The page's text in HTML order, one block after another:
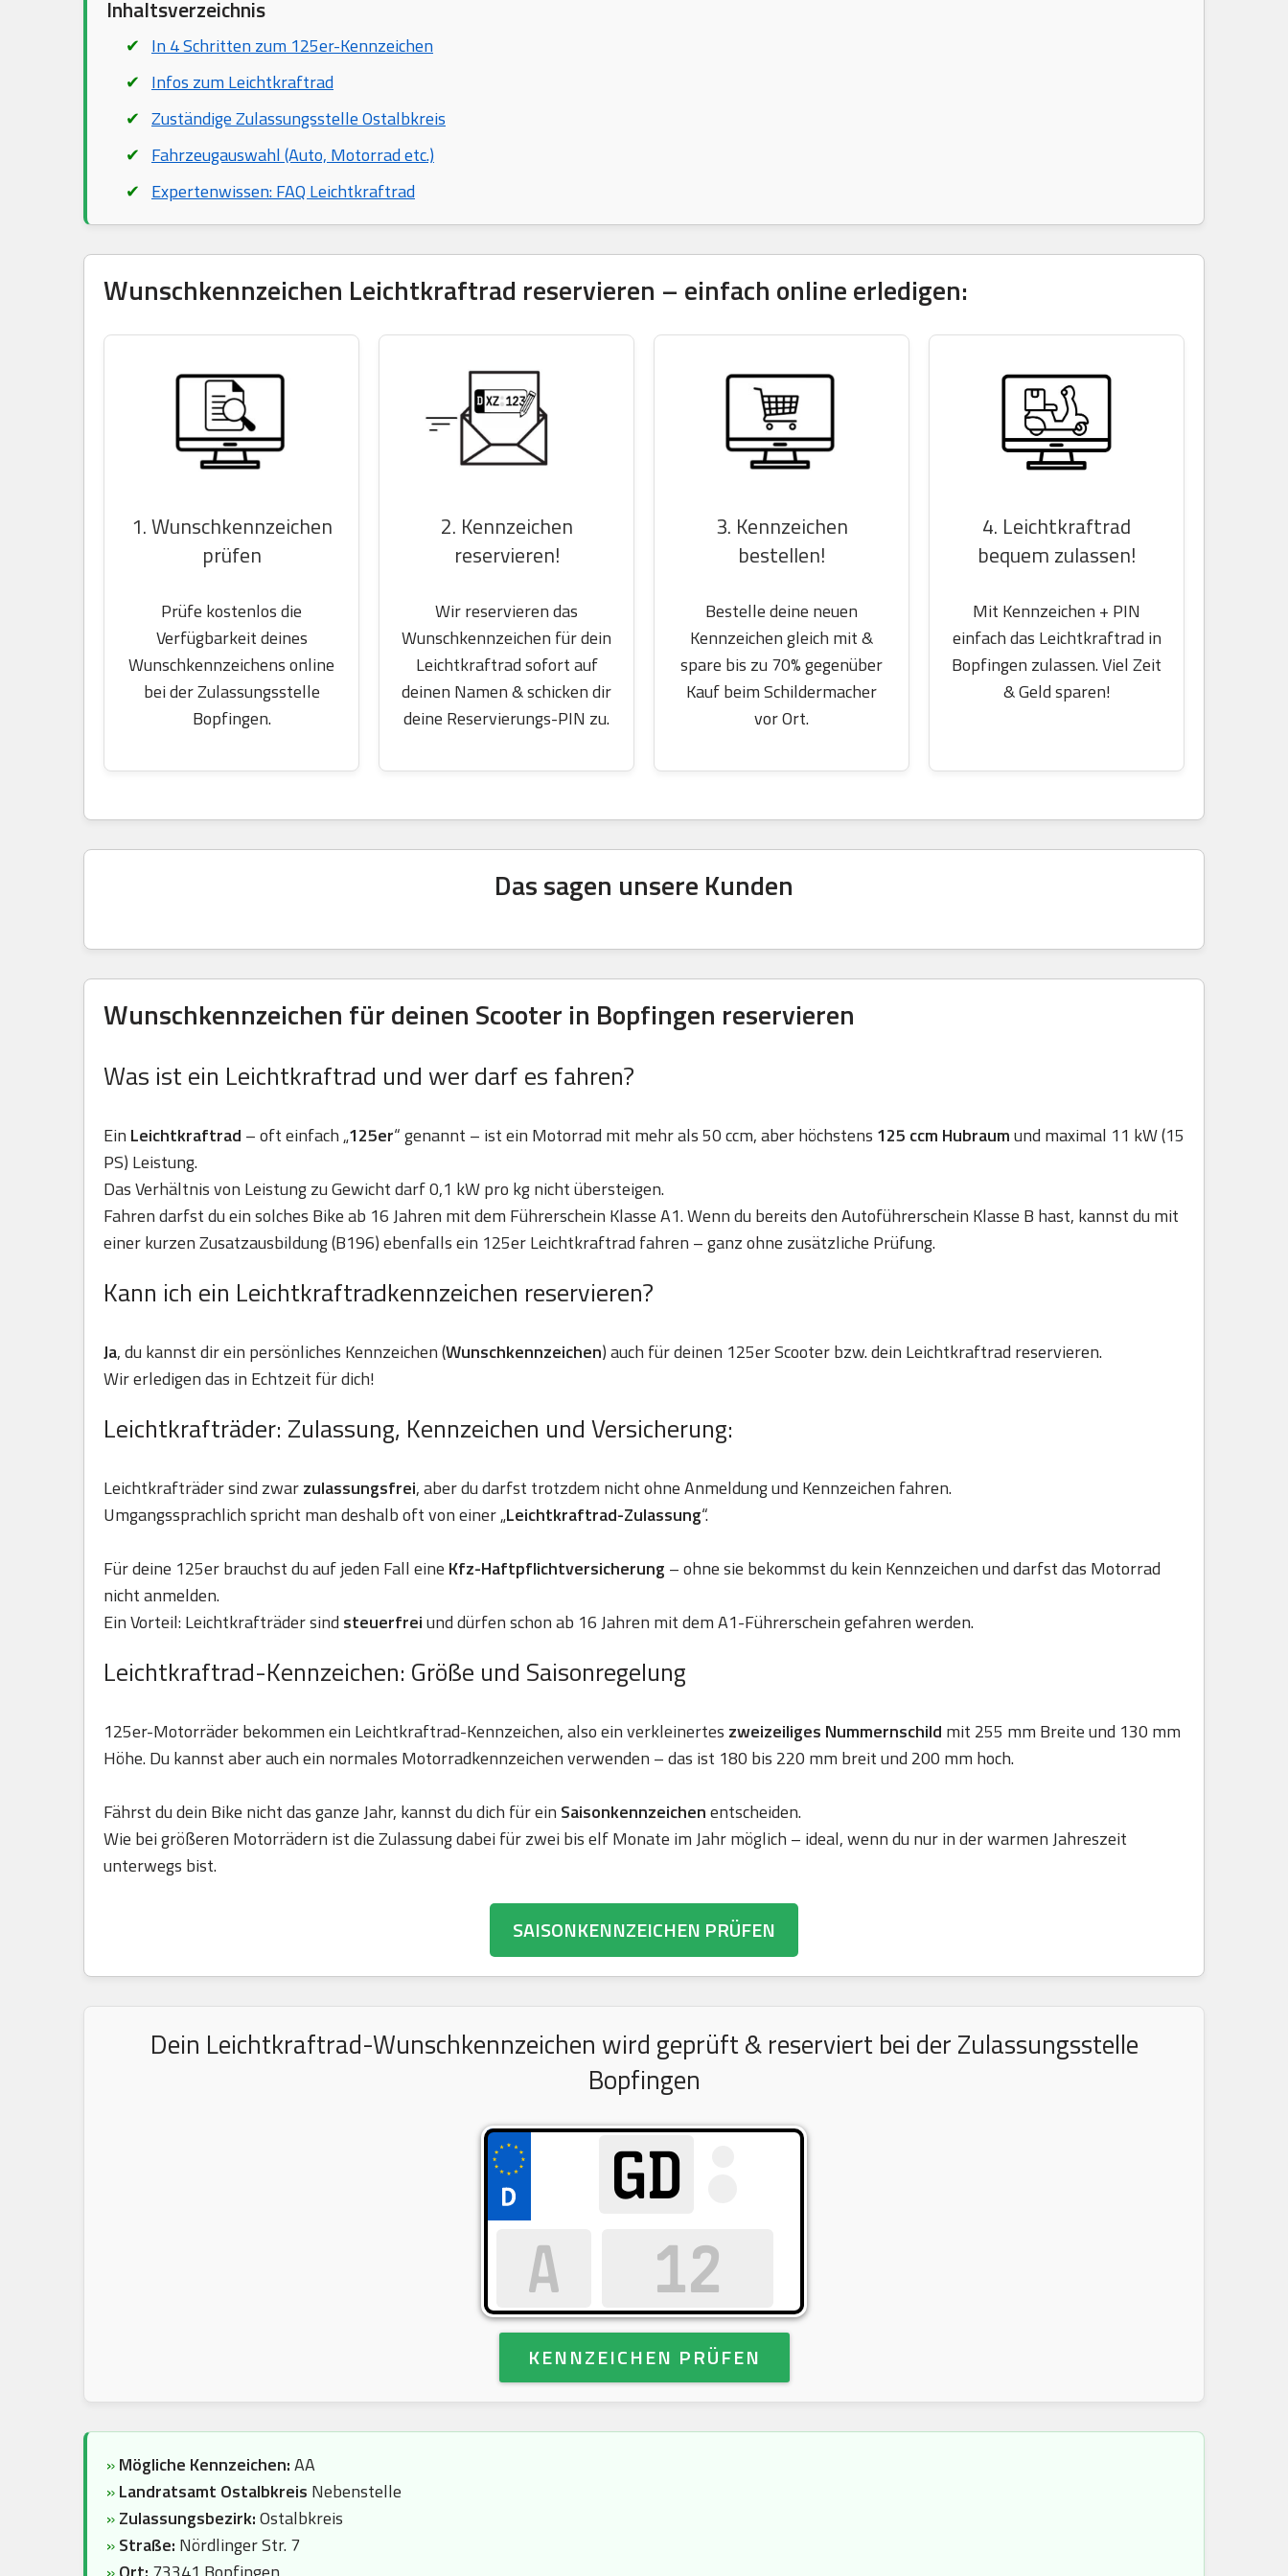
Inhaltsverzeichnis
In 4 Schritten zum 125er-Kennzeichen
Infos zum Leichtkraftrad
Zuständige Zulassungsstelle Ostalbkreis
Fahrzeugauswahl (Auto, Motorrad etc.)
Expertenwissen: FAQ Leichtkraftrad
Wunschkennzeichen Leichtkraftrad reservieren – einfach online erledigen:
1. Wunschkennzeichen
prüfen
Prüfe kostenlos die
Verfügbarkeit deines
Wunschkennzeichens online
bei der Zulassungsstelle
Bopfingen.
2. Kennzeichen
reservieren!
Wir reservieren das
Wunschkennzeichen für dein
Leichtkraftrad sofort auf
deinen Namen & schicken dir
deine Reservierungs-PIN zu.
3. Kennzeichen
bestellen!
Bestelle deine neuen
Kennzeichen gleich mit &
spare bis zu 70% gegenüber
Kauf beim Schildermacher
vor Ort.
4. Leichtkraftrad
bequem zulassen!
Mit Kennzeichen + PIN
einfach das Leichtkraftrad in
Bopfingen zulassen. Viel Zeit
& Geld sparen!
Das sagen unsere Kunden
Wunschkennzeichen für deinen Scooter in Bopfingen reservieren
Was ist ein Leichtkraftrad und wer darf es fahren?
Ein Leichtkraftrad – oft einfach „125er“ genannt – ist ein Motorrad mit mehr als 50 ccm, aber höchstens 125 ccm Hubraumund maximal 11 kW (15
PS) Leistung.
Das Verhältnis von Leistung zu Gewicht darf 0,1 kW pro kg nicht übersteigen.
Fahren darfst du ein solches Bike ab 16 Jahren mit dem Führerschein Klasse A1. Wenn du bereits den Autoführerschein Klasse B hast, kannst du mit
einer kurzen Zusatzausbildung (B196) ebenfalls ein 125er Leichtkraftrad fahren – ganz ohne zusätzliche Prüfung.
Kann ich ein Leichtkraftradkennzeichen reservieren?
Ja, du kannst dir ein persönliches Kennzeichen (Wunschkennzeichen) auch für deinen 125er Scooter bzw. dein Leichtkraftrad reservieren.
Wir erledigen das in Echtzeit für dich!
Leichtkrafträder: Zulassung, Kennzeichen und Versicherung:
Leichtkrafträder sind zwarzulassungsfrei, aber du darfst trotzdem nicht ohne Anmeldung und Kennzeichen fahren.
Umgangssprachlich spricht man deshalb oft von einer „Leichtkraftrad-Zulassung“.
Für deine 125er brauchst du auf jeden Fall eine Kfz-Haftpflichtversicherung – ohne sie bekommst du kein Kennzeichen und darfst das Motorrad
nicht anmelden.
Ein Vorteil: Leichtkrafträder sind steuerfreiund dürfen schon ab 16 Jahren mit dem A1-Führerschein gefahren werden.
Leichtkraftrad-Kennzeichen: Größe und Saisonregelung
125er-Motorräder bekommen ein Leichtkraftrad-Kennzeichen, also ein verkleinertes zweizeiliges Nummernschild mit 255 mm Breite und 130 mm
Höhe. Du kannst aber auch ein normales Motorradkennzeichen verwenden – das ist 180 bis 220 mm breit und 200 mm hoch.
Fährst du dein Bike nicht das ganze Jahr, kannst du dich für ein Saisonkennzeichenentscheiden.
Wie bei größeren Motorrädern ist die Zulassung dabei für zwei bis elf Monate im Jahr möglich – ideal, wenn du nur in der warmen Jahreszeit
unterwegs bist.
SAISONKENNZEICHEN PRÜFEN
Dein Leichtkraftrad-Wunschkennzeichen wird geprüft & reserviert bei der Zulassungsstelle
Bopfingen
KENNZEICHEN PRÜFEN
»Mögliche Kennzeichen:AA
»Landratsamt Ostalbkreis Nebenstelle
»Zulassungsbezirk:Ostalbkreis
»Straße: Nördlinger Str. 7